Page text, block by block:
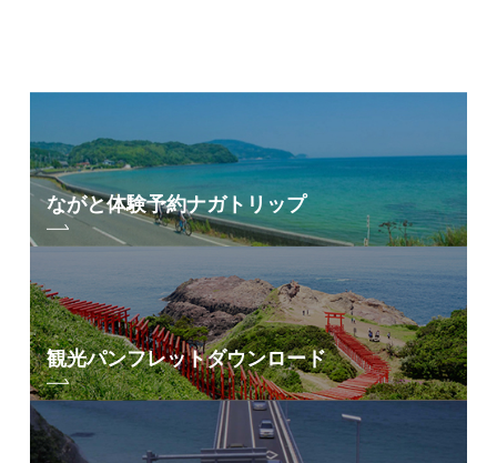
ながと体験予約ナガトリップ
観光パンフレットダウンロード